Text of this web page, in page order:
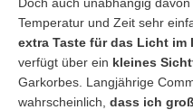
Temperatur und Zeit sehr
extra Taste für das Licht im
verfügt über ein kleines
Garkorbes. Langjährige
wahrscheinlich, dass ich